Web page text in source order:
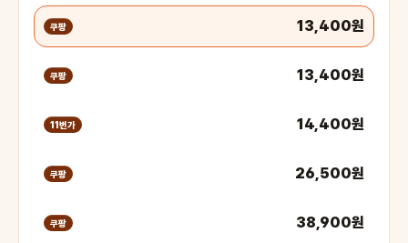
쿠팡 13,400원
쿠팡 13,400원
11번가 14,400원
쿠팡 26,500원
쿠팡 38,900원